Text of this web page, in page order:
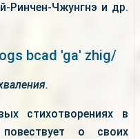
Ринчен-Чжунгнэ и др.
bcad 'ga' zhig/
стихотворениях в
о своих